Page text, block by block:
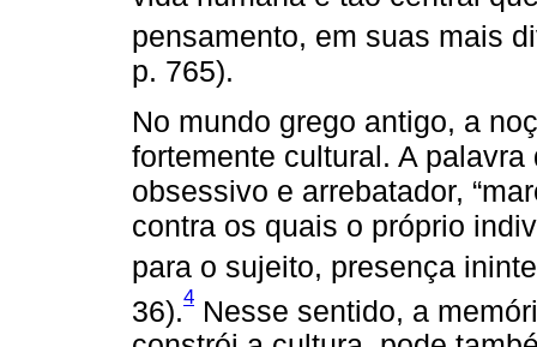
pensamento, em suas mais
p. 765).
No mundo grego antigo, a
fortemente cultural. A
obsessivo e arrebatador,
contra os quais o próprio
para o sujeito, presença
36).4 Nesse sentido, a